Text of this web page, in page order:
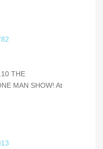
THE
MAN SHOW! At